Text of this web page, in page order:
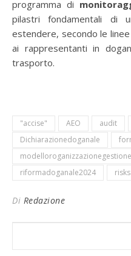
programma di
pilastri fondamentali di
estendere, secondo le
ai rappresentanti in
trasporto.
"accise" AEO audit
Dichiarazionedoganale
modelloroganizzazionegestione
riformadoganale2024
Di Redazione